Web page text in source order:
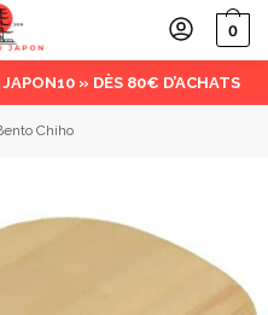
0
» DÈS 80€ D’ACHATS
Chiho